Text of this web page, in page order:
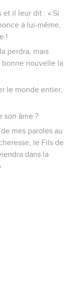
et il leur dit : « Si
à lui-même,
!
perdra, mais
bonne nouvelle la
le monde entier,
son âme ?
mes paroles au
le Fils de
dans la